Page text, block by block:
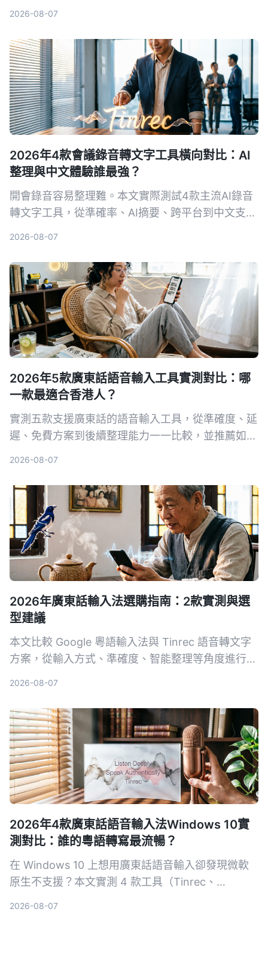
2026-08-07
2026年4款會議錄音轉文字工具橫向對比：AI
整理與中文體驗誰最強？
開會錄音容易整理難。本文實際測試4款主流AI錄音
轉文字工具，從準確率、AI摘要、跨平台到中文支
2026-08-07
2026年5款廣東話語音輸入工具實測對比：哪
一款最適合香港人？
實測五款支援廣東話的語音輸入工具，從準確度、延
遲、免費方案到後續整理能力一一比較，並推薦如何
2026-08-07
2026年廣東話輸入法選購指南：2款實測與選
型建議
本文比較 Google 粵語輸入法與 Tinrec 語音轉文字
方案，從輸入方式、準確度、智能整理等角度進行實
2026-08-07
2026年4款廣東話語音輸入法Windows 10實
測對比：誰的粵語轉寫最流暢？
在 Windows 10 上想用廣東話語音輸入卻發現微軟
原生不支援？本文實測 4 款工具（Tinrec、
2026-08-07